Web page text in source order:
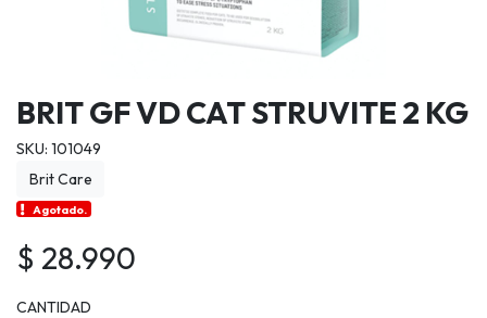
BRIT GF VD CAT STRUVITE 2 KG
SKU: 101049
Brit Care
Agotado.
$ 28.990
CANTIDAD